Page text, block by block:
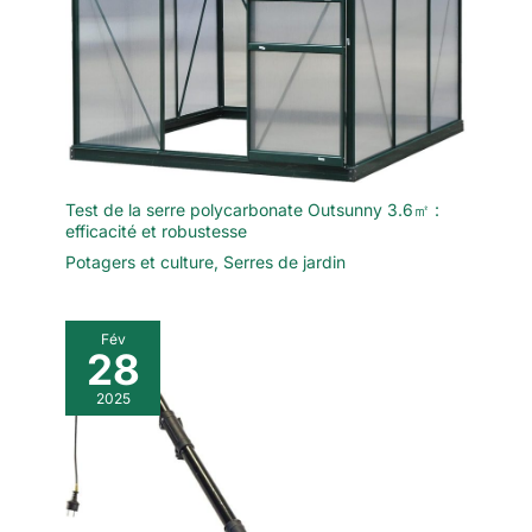
de batterie ; 1 * notice
d'utilisation. Si vous avez des
questions concernant le produit,
veuillez nous contacter et nous
vous répondrons dans les 24
heures.
Test de la serre polycarbonate Outsunny 3.6㎡ :
efficacité et robustesse
Potagers et culture, Serres de jardin
Fév
28
2025